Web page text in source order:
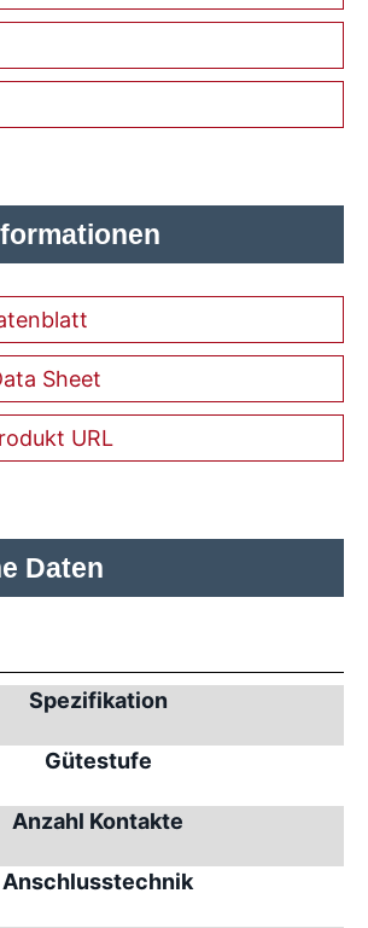
Sheet
URL
Daten
Spezifikation
Gütestufe
Anzahl Kontakte
Anschlusstechnik